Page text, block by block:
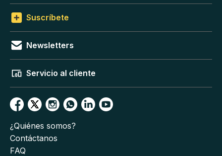
Suscríbete
Newsletters
Servicio al cliente
¿Quiénes somos?
Contáctanos
FAQ